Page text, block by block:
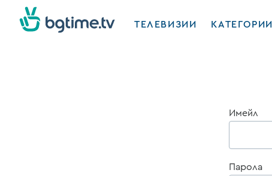
ТЕЛЕВИЗИИ КАТЕГОРИИ
Имейл
Парола